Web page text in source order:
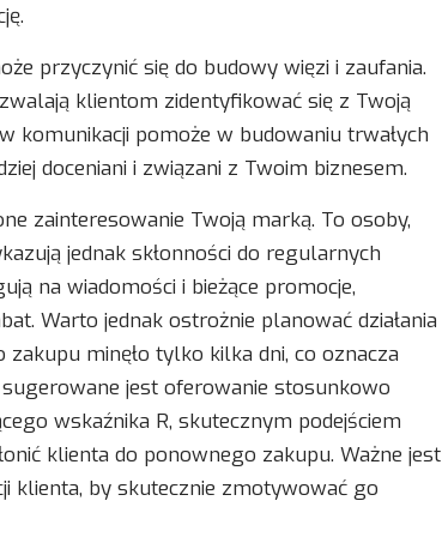
przyczynić się do budowy więzi i zaufania.
klientom zidentyfikować się z Twoją
komunikacji pomoże w budowaniu trwałych
doceniani i związani z Twoim biznesem.
zainteresowanie Twoją marką. To osoby,
jednak skłonności do regularnych
na wiadomości i bieżące promocje,
Warto jednak ostrożnie planować działania
minęło tylko kilka dni, co oznacza
jest oferowanie stosunkowo
wskaźnika R, skutecznym podejściem
klienta do ponownego zakupu. Ważne jest
klienta, by skutecznie zmotywować go